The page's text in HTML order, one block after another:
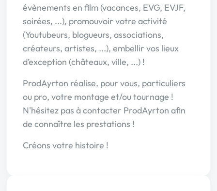
évènements en film (vacances, EVG, EVJF,
soirées, ...), promouvoir votre activité
(Youtubeurs, blogueurs, associations,
créateurs, artistes, ...), embellir vos lieux
d’exception (châteaux, ville, ...) !
ProdAyrton réalise, pour vous, particuliers
ou pro, votre montage et/ou tournage !
N'hésitez pas à contacter ProdAyrton afin
de connaître les prestations !
Créons votre histoire !